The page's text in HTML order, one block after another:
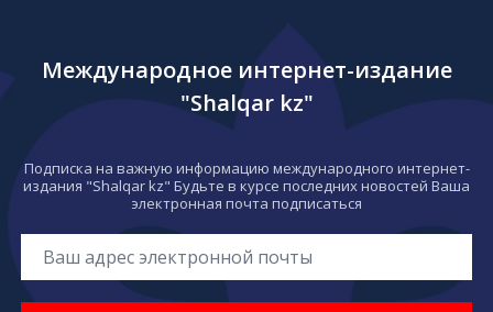
Международное интернет-издание
"Shalqar kz"
Подписка на важную информацию международного интернет-
издания "Shalqar kz" Будьте в курсе последних новостей Ваша
электронная почта подписаться